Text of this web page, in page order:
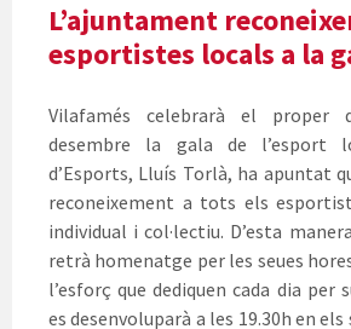
L’ajuntament
esportistes locals a la
Vilafamés celebrarà el proper
desembre la gala de l’esport
d’Esports, Lluís Torlà, ha apuntat
reconeixement a tots els
individual i col·lectiu. D’esta
retrà homenatge per les seues
l’esforç que dediquen cada dia per
es desenvoluparà a les 19.30h en els